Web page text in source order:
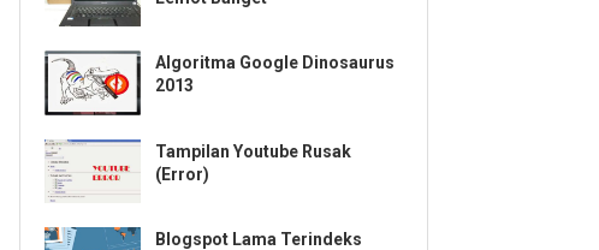
Algoritma Google Dinosaurus
2013
Tampilan Youtube Rusak
(Error)
Blogspot Lama Terindeks